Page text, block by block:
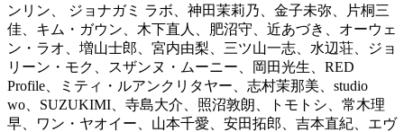
ンリン、 ジョナガミ ラボ、神田茉莉乃、金子未弥、片桐三
佳、キム・ガウン、木下直人、肥沼守、近あづき、オーウェ
ン・ラオ、増山士郎、宮内由梨、三ツ山一志、水辺荘、ジョ
リーン・モク、スザンヌ・ムーニー、岡田光生、RED
Profile、ミティ・ルアンクリタヤー、志村茉那美、studio
wo、SUZUKIMI、寺島大介、照沼敦朗、トモトシ、常木理
早、ワン・ヤオイー、山本千愛、安田拓郎、吉本直紀、エヴ